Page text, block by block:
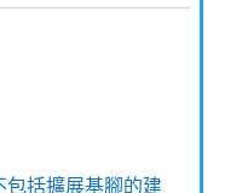
包括擴展基腳的建